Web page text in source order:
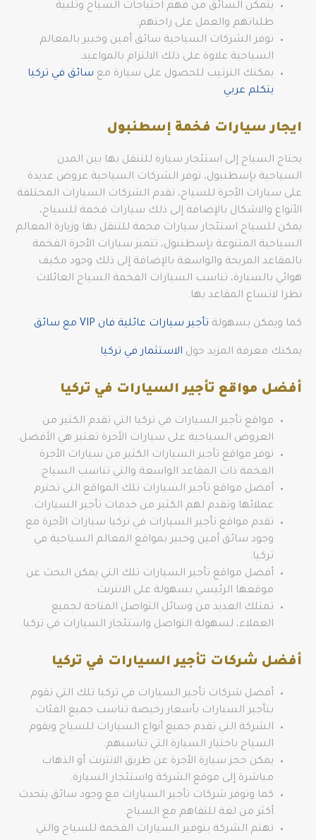
يتمكن السائق من فهم احتياجات السياح وتلبية
طلباتهم والعمل على راحتهم.
توفر الشركات السياحية سائق أمين وخبير بالمعالم
السياحية علاوة على ذلك الالتزام بالمواعيد.
يمكنك الترتيب للحصول على سيارة مع سائق في تركيا
يتكلم عربي
ايجار سيارات فخمة إسطنبول
يحتاج السياح إلى استئجار سيارة للتنقل بها بين المدن
السياحية بإسطنبول، توفر الشركات السياحية عروض عديدة
على سيارات الأجرة للسياح، تقدم الشركات السيارات المختلفة
الأنواع والاشكال بالإضافة إلى ذلك سيارات فخمة للسياح،
يمكن للسياح استئجار سيارات فخمة للتنقل بها وزيارة المعالم
السياحية المتنوعة بإسطنبول، تتميز سيارات الأجرة الفخمة
بالمقاعد المريحة والواسعة بالإضافة إلى ذلك وجود مكيف
هوائي بالسيارة، تناسب السيارات الفخمة السياح العائلات
نظرا لاتساع المقاعد بها.
كما ويمكن بسهولة تأجير سيارات عائلية فان VIP مع سائق
يمكنك معرفة المزيد حول الاستثمار في تركيا
أفضل مواقع تأجير السيارات في تركيا
مواقع تأجير السيارات في تركيا التي تقدم الكثير من
العروض السياحية على سيارات الأجرة تعتبر هي الأفضل.
توفر مواقع تأجير السيارات الكثير من سيارات الأجرة
الفخمة ذات المقاعد الواسعة والتي تناسب السياح.
أفضل مواقع تأجير السيارات تلك المواقع التي تحترم
عملائها وتقدم لهم الكثير من خدمات تأجير السيارات.
تقدم مواقع تأجير السيارات في تركيا سيارات الأجرة مع
وجود سائق أمين وخبير بمواقع المعالم السياحية في
تركيا.
أفضل مواقع تأجير السيارات تلك التي يمكن البحث عن
موقعها الرئيسي بسهولة على الانترنت.
تمتلك العديد من وسائل التواصل المتاحة لجميع
العملاء، لسهولة التواصل واستئجار السيارات في تركيا.
أفضل شركات تأجير السيارات في تركيا
أفضل شركات تأجير السيارات في تركيا تلك التي تقوم
بتأجير السيارات بأسعار رخيصة تناسب جميع الفئات.
الشركة التي تقدم جميع أنواع السيارات للسياح ويقوم
السياح باختيار السيارة التي تناسبهم.
يمكن حجز سيارة الأجرة عن طريق الانترنت أو الذهاب
مباشرة إلى موقع الشركة واستئجار السيارة.
كما وتوفر شركات تأجير السيارات مع وجود سائق يتحدث
أكثر من لغة للتفاهم مع السياح.
تهتم الشركة بتوفير السيارات الفخمة للسياح والتي